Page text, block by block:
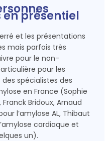
présentiel
et les présentations
mais parfois très
pour le non-
pour les
spécialistes des
en France (Sophie
Bridoux, Arnaud
l’amylose AL, Thibaut
cardiaque et
un).